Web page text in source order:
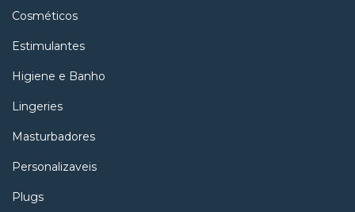
Cosméticos
Estimulantes
Higiene e Banho
Lingeries
Masturbadores
Personalizaveis
Plugs